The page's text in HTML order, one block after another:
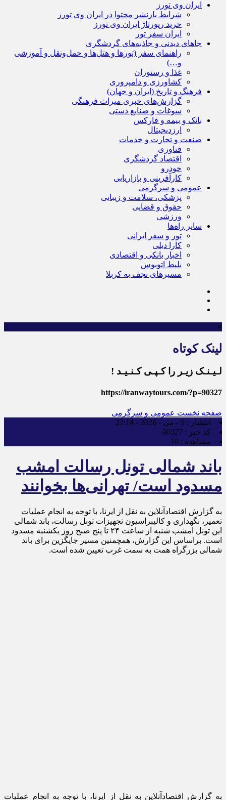
ایران وی تورز
شرایط بازنشر محتوا در ایران وی تورز
خرید رپورتاژ ایران وی تورز
ایران سفر تور
جاهای دیدنی و جاذبه‌های گردشگری
راهنمای سفر (تورها و هتل‌ها و حمل‌و‌نقل و آموزشی
و…)
غذا و رستوران
کشاورزی و دامپروری
فرهنگ و تاریخ (ایران و جهان)
گزارش‌های خبری میراث فرهنگی
سوغات و صنایع دستی
بانک و بیمه و فارکس
ارزدیجیتال
صنعت و تجارت و خدمات
فناوری
اقتصاد گردشگری
خودرو
کارآفرینی و بازاریابی
عمومی و سرگرمی
پزشکی، سلامت و زیبایی
حقوق و قضایی
ورزشی
سایر راه‌ها
تور و سفر ایرانی
کارا دیلی
اخبار بانکی و اقتصادی
بلیط اتوبوس
مسیرهای نجف به کربلا
×
لینک کوتاه
لـیـنـک زیـر را کـپـی کـنـیـد !
https://iranwaytours.com/?p=90327
صفحه نخست عمومی و سرگرمی
انتشار : 9 - می - 2026 - 22:14
کد خبر : 90327
مشاهده : 70
باند شمالی تونل رسالت امشب
مسدود است/ تهرانی‌ها بخوانند
به گزارش اقتصادآنلاین به نقل از ایرنا، با توجه به انجام عملیات
تعمیر، نگهداری و کالیبراسیون تجهیزات تونل رسالت، باند شمالی
این تونل امشب شنبه از ساعت ۲۴ تا پنج صبح روز یکشنبه مسدود
است. براساس این گزارش، همچمنین مسیر جایگزین برای باند
شمالی بزرگراه همت به سمت غرب تعیین شده است.
به گزارش اقتصادآنلاین به نقل از ایرنا، با توجه به انجام عملیات